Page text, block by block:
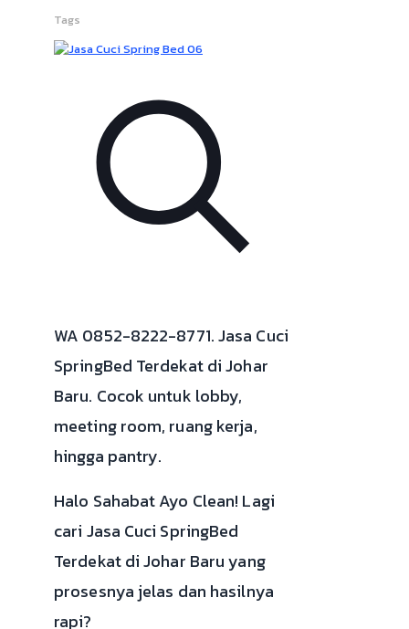
Tags
WA 0852-8222-8771. Jasa Cuci
SpringBed Terdekat di Johar
Baru. Cocok untuk lobby,
meeting room, ruang kerja,
hingga pantry.
Halo Sahabat Ayo Clean! Lagi
cari Jasa Cuci SpringBed
Terdekat di Johar Baru yang
prosesnya jelas dan hasilnya
rapi?